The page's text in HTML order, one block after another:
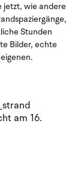
jetzt, wie andere
Stunden
Bilder, echte